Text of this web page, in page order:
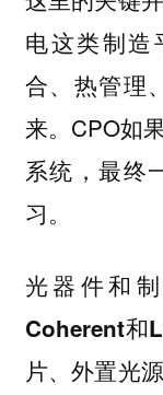
电这类制造
合、热管理
来。CPO如
系统，最终
习。
光器件和
Coherent和
片、外置光